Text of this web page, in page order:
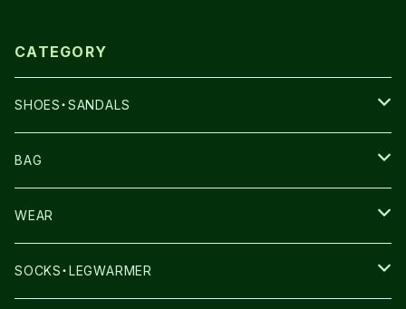
CATEGORY
SHOES・SANDALS
NNORMAL
TERREX
THE NORTH FACE
BAG
THE NORTH FACE
SALOMON
WEAR
SALOMON
SOCKS・LEGWARMER